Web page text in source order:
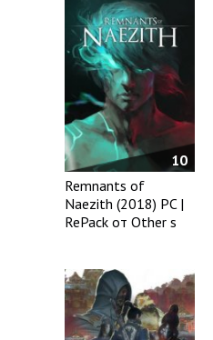
10
Remnants of
Naezith (2018) PC |
RePack от Other s